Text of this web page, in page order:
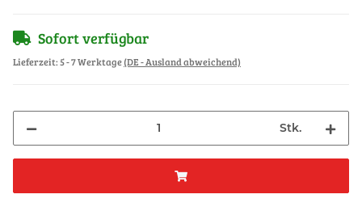
Sofort verfügbar
Lieferzeit:5 - 7 Werktage(DE - Ausland abweichend)
Stk.